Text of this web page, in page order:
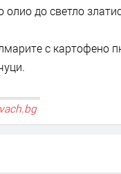
олио до светло
с картофено